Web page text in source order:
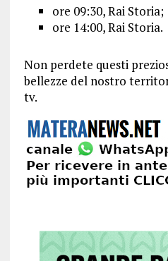
ore 09:30, Rai Storia;
ore 14:00, Rai Storia.
Non perdete questi
bellezze del nostro
tv.